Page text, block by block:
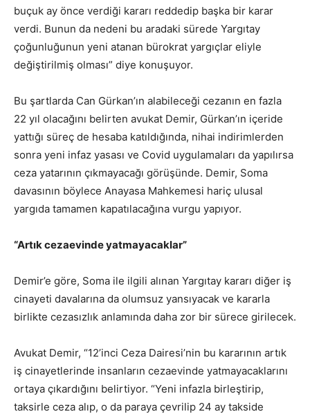
buçuk ay önce verdiği kararı reddedip başka bir karar
verdi. Bunun da nedeni bu aradaki sürede Yargıtay
çoğunluğunun yeni atanan bürokrat yargıçlar eliyle
değiştirilmiş olması” diye konuşuyor.
Bu şartlarda Can Gürkan’ın alabileceği cezanın en fazla
22 yıl olacağını belirten avukat Demir, Gürkan’ın içeride
yattığı süreç de hesaba katıldığında, nihai indirimlerden
sonra yeni infaz yasası ve Covid uygulamaları da yapılırsa
ceza yatarının çıkmayacağı görüşünde. Demir, Soma
davasının böylece Anayasa Mahkemesi hariç ulusal
yargıda tamamen kapatılacağına vurgu yapıyor.
“Artık cezaevinde yatmayacaklar”
Demir’e göre, Soma ile ilgili alınan Yargıtay kararı diğer iş
cinayeti davalarına da olumsuz yansıyacak ve kararla
birlikte cezasızlık anlamında daha zor bir sürece girilecek.
Avukat Demir, “12’inci Ceza Dairesi’nin bu kararının artık
iş cinayetlerinde insanların cezaevinde yatmayacaklarını
ortaya çıkardığını belirtiyor. “Yeni infazla birleştirip,
taksirle ceza alıp, o da paraya çevrilip 24 ay takside